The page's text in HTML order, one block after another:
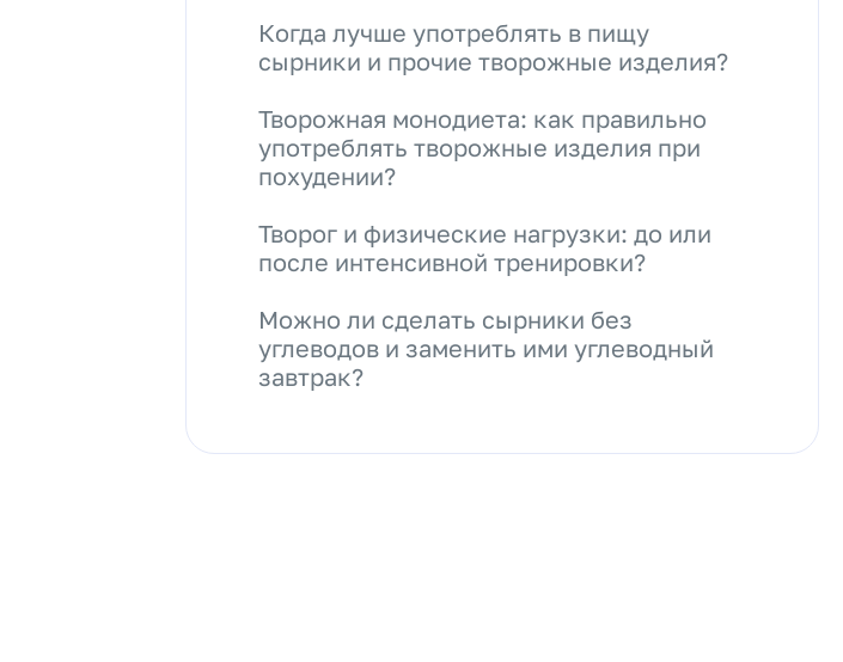
Когда лучше употреблять в пищу
сырники и прочие творожные изделия?
Творожная монодиета: как правильно
употреблять творожные изделия при
похудении?
Творог и физические нагрузки: до или
после интенсивной тренировки?
Можно ли сделать сырники без
углеводов и заменить ими углеводный
завтрак?